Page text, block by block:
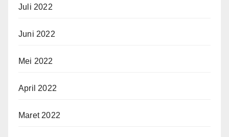
Juli 2022
Juni 2022
Mei 2022
April 2022
Maret 2022